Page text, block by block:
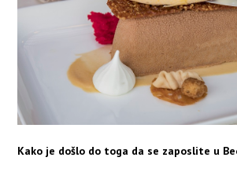
Kako je došlo do toga da se zaposlite u